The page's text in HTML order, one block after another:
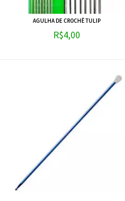
AGULHA DE CROCHÊ TULIP
R$4,00